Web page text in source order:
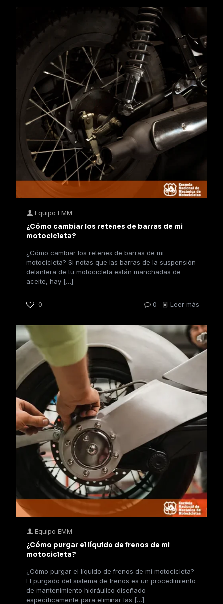
Equipo EMM
¿Cómo cambiar los retenes de barras de mi
motocicleta?
¿Cómo cambiar los retenes de barras de mi
motocicleta? Si notas que las barras de la suspensión
delantera de tu motocicleta están manchadas de
aceite, hay […]
0 0 Leer más
Equipo EMM
¿Cómo purgar el líquido de frenos de mi
motocicleta?
¿Cómo purgar el líquido de frenos de mi motocicleta?
El purgado del sistema de frenos es un procedimiento
de mantenimiento hidráulico diseñado
específicamente para eliminar las […]